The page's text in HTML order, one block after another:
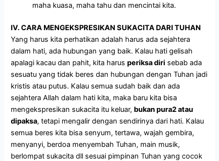
maha kuasa, maha tahu dan mencintai kita.
IV. CARA MENGEKSPRESIKAN SUKACITA DARI TUHAN
Yang harus kita perhatikan adalah harus ada sejahtera
dalam hati, ada hubungan yang baik. Kalau hati gelisah
apalagi kacau dan pahit, kita harusperiksa diri sebab ada
sesuatu yang tidak beres dan hubungan dengan Tuhan jadi
kristis atau putus. Kalau semua sudah baik dan ada
sejahtera Allah dalam hati kita, maka baru kita bisa
mengekspresikan sukacita itu keluar, bukan pura2 atau
dipaksa, tetapi mengalir dengan sendirinya dari hati. Kalau
semua beres kita bisa senyum, tertawa, wajah gembira,
menyanyi, berdoa menyembah Tuhan, main musik,
berlompat sukacita dll sesuai pimpinan Tuhan yang cocok